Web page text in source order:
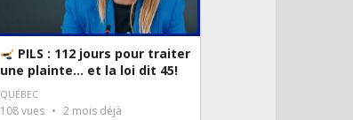
PILS : 112 jours pour traiter
une plainte… et la loi dit 45!
QUÉBEC
108vues 2 mois déjà